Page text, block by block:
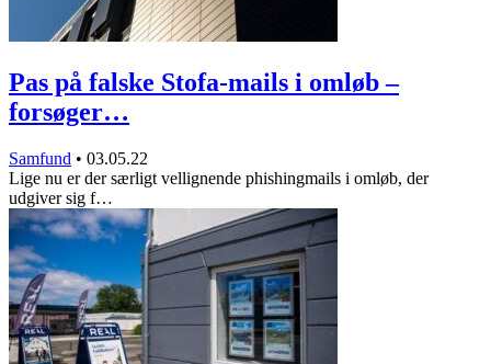
Pas på falske Stofa-mails i omløb –
forsøger…
Samfund • 03.05.22
Lige nu er der særligt vellignende phishingmails i omløb, der
udgiver sig f…